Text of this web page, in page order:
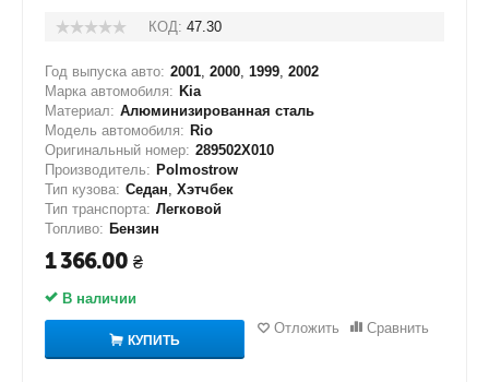
КОД: 47.30
Год выпуска авто: 2001, 2000, 1999, 2002
Марка автомобиля: Kia
Материал: Алюминизированная сталь
Модель автомобиля: Rio
Оригинальный номер: 289502X010
Производитель: Polmostrow
Тип кузова: Седан, Хэтчбек
Тип транспорта: Легковой
Топливо: Бензин
1 366.00 ₴
В наличии
КУПИТЬ
Отложить Сравнить